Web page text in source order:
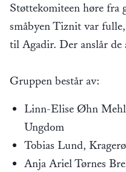
Støttekomiteen høre fra
småbyen Tiznit var
til Agadir. Der anslår
Gruppen består av:
Linn-Elise Øhn
Ungdom
Tobias Lund,
Anja Ariel Tørnes